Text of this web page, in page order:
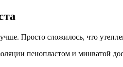
Просто сложилось, что
пенопластом и минватой